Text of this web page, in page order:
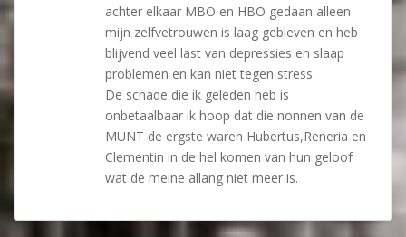
achter elkaar MBO en HBO gedaan alleen
mijn zelfvetrouwen is laag gebleven en heb
blijvend veel last van depressies en slaap
problemen en kan niet tegen stress.
De schade die ik geleden heb is
onbetaalbaar ik hoop dat die nonnen van de
MUNT de ergste waren Hubertus,Reneria en
Clementin in de hel komen van hun geloof
wat de meine allang niet meer is.